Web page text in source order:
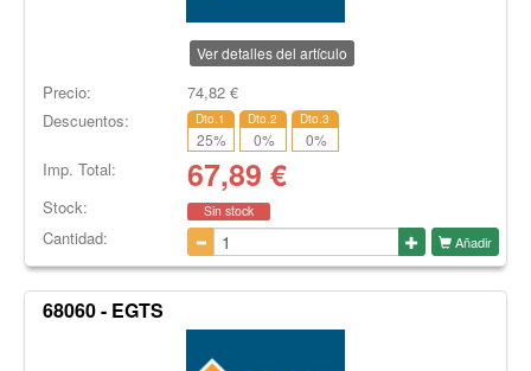
Ver detalles del artículo
Precio: 74,82€
Descuentos:
Dto.1
25%
Dto.2
0%
Dto.3
0%
Imp. Total: 67,89 €
Stock: Sin stock
Cantidad: Añadir
68060 - EGTS